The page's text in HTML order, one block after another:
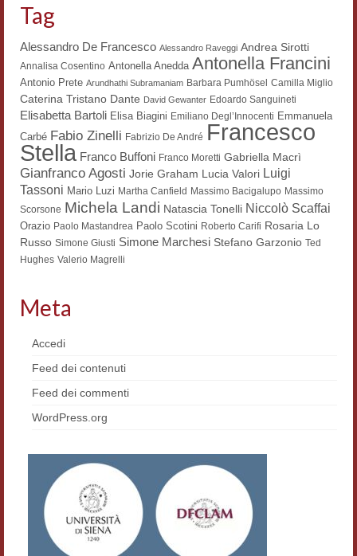
Eurasian Latin Archive
Rammses
LEAD
Didattica
Master INFOTEXT
Workshop DH
Summer School DH
Storia e forme della canzone
Pubblicazioni
Koreanische Literatur und Kultur
Testi Mediolatini
Altri volumi
Atti di convegno
Tag
Alessandro De Francesco Alessandro Raveggi Andrea Sirotti
Annalisa Cosentino Antonella Anedda Antonella Francini
Antonio Prete Arundhathi Subramaniam Barbara Pumhösel Camilla Miglio
Caterina Tristano Dante David Gewanter Edoardo Sanguineti
Elisabetta Bartoli Elisa Biagini Emiliano Degl’Innocenti Emmanuela
Carbé Fabio Zinelli Fabrizio De André Francesco
Stella Franco Buffoni Franco Moretti Gabriella Macrì
Gianfranco Agosti Jorie Graham Lucia Valori Luigi
Tassoni Mario Luzi Martha Canfield Massimo Bacigalupo Massimo
Scorsone Michela Landi Natascia Tonelli Niccolò Scaffai
Orazio Paolo Mastandrea Paolo Scotini Roberto Carifi Rosaria Lo
Russo Simone Giusti Simone Marchesi Stefano Garzonio Ted
Hughes Valerio Magrelli
Meta
Accedi
Feed dei contenuti
Feed dei commenti
WordPress.org